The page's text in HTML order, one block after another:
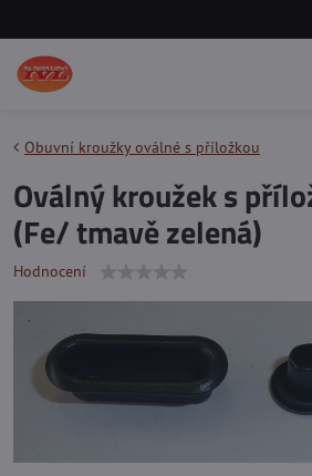
Obuvní kroužky oválné s příložkou
Oválný kroužek s
(Fe/ tmavě zelená)
Hodnocení